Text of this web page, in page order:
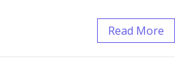
Read More